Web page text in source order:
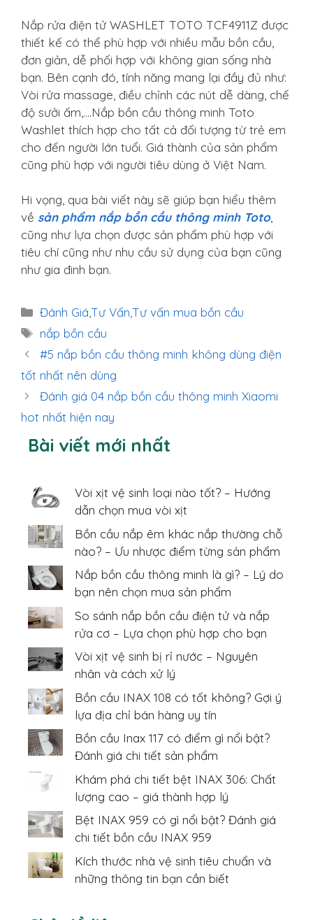
Nắp rửa điện tử WASHLET TOTO TCF4911Z được
thiết kế có thể phù hợp với nhiều mẫu bồn cầu,
đơn giản, dễ phối hợp với không gian sống nhà
bạn. Bên cạnh đó, tính năng mang lại đầy đủ như:
Vòi rửa massage, điều chỉnh các nút dễ dàng, chế
độ sưởi ấm,….Nắp bồn cầu thông minh Toto
Washlet thích hợp cho tất cả đối tượng từ trẻ em
cho đến người lớn tuổi. Giá thành của sản phẩm
cũng phù hợp với người tiêu dùng ở Việt Nam.
Hi vọng, qua bài viết này sẽ giúp bạn hiểu thêm
về sản phẩm nắp bồn cầu thông minh Toto,
cũng như lựa chọn được sản phẩm phù hợp với
tiêu chí cũng như nhu cầu sử dụng của bạn cũng
như gia đinh bạn.
Danh
mục
Đánh Giá,Tư Vấn,Tư vấn mua bồn cầu
Thẻ
nắp bồn cầu
#5 nắp bồn cầu thông minh không dùng điện
tốt nhất nên dùng
Đánh giá 04 nắp bồn cầu thông minh Xiaomi
hot nhất hiện nay
Bài viết mới nhất
Vòi xịt vệ sinh loại nào tốt? – Hướng
dẫn chọn mua vòi xịt
Bồn cầu nắp êm khác nắp thường chỗ
nào? – Ưu nhược điểm từng sản phẩm
Nắp bồn cầu thông minh là gì? – Lý do
bạn nên chọn mua sản phẩm
So sánh nắp bồn cầu điện tử và nắp
rửa cơ – Lựa chọn phù hợp cho bạn
Vòi xịt vệ sinh bị rỉ nước – Nguyên
nhân và cách xử lý
Bồn cầu INAX 108 có tốt không? Gợi ý
lựa địa chỉ bán hàng uy tín
Bồn cầu Inax 117 có điểm gì nổi bật?
Đánh giá chi tiết sản phẩm
Khám phá chi tiết bệt INAX 306: Chất
lượng cao – giá thành hợp lý
Bệt INAX 959 có gì nổi bật? Đánh giá
chi tiết bồn cầu INAX 959
Kích thước nhà vệ sinh tiêu chuẩn và
những thông tin bạn cần biết